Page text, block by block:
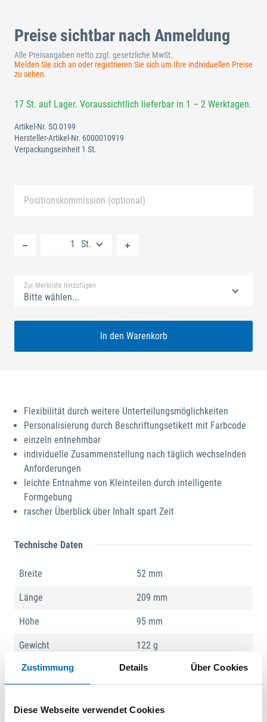
Zustimmung Details Über Cookies
Diese Webseite verwendet Cookies
Preise sichtbar nach Anmeldung
Alle Preisangaben netto zzgl. gesetzliche MwSt.
Melden Sie sich an oder registrieren Sie sich um Ihre individuellen Preise
zu sehen.
17 St. auf Lager. Voraussichtlich lieferbar in 1 – 2 Werktagen.
Artikel-Nr. SO.0199
Hersteller-Artikel-Nr. 6000010919
Verpackungseinheit 1 St.
Positionskommission (optional)
St.
Zur Merkliste hinzufügen
Bitte wählen...
In den Warenkorb
Flexibilität durch weitere Unterteilungsmöglichkeiten
Personalisierung durch Beschriftungsetikett mit Farbcode
einzeln entnehmbar
individuelle Zusammenstellung nach täglich wechselnden
Anforderungen
leichte Entnahme von Kleinteilen durch intelligente
Formgebung
rascher Überblick über Inhalt spart Zeit
Technische Daten
Breite 52 mm
Länge 209 mm
Höhe 95 mm
Gewicht 122 g
Produktart Einsatzbox
Produktbeschreibung